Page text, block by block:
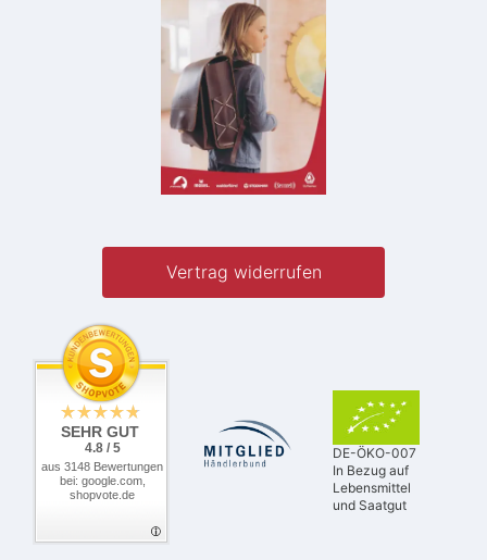
Vertrag widerrufen
SEHR GUT
4.8 / 5
aus 3148 Bewertungen
bei: google.com,
shopvote.de
DE-ÖKO-007
In Bezug auf
Lebensmittel
und Saatgut